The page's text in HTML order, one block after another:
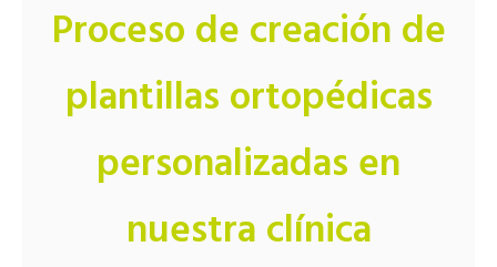
Proceso de creación de
plantillas ortopédicas
personalizadas en
nuestra clínica